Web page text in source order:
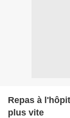
Repas à
plus vite